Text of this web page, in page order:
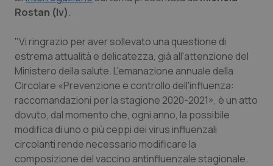
Molise
Piemonte
Provincia Autonoma di Bolzano
Provincia Autonoma di Trento
Puglia
Epatiti
HIV
Infezioni & Febbre
Ipertensione & Scompenso
Malattie rare
Rostan (Iv).
"Vi ringrazio per aver sollevato una questione di
estrema attualità e delicatezza, già all'attenzione del
Ministero della salute. L'emanazione annuale della
Circolare «Prevenzione e controllo dell'influenza:
raccomandazioni per la stagione 2020-2021», è un atto
dovuto, dal momento che, ogni anno, la possibile
modifica di uno o più ceppi dei virus influenzali
circolanti rende necessario modificare la
composizione del vaccino antinfluenzale stagionale.